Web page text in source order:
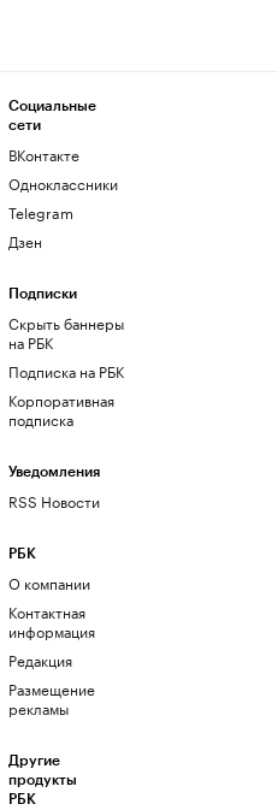
Социальные
сети
ВКонтакте
Одноклассники
Telegram
Дзен
Подписки
Скрыть баннеры
на РБК
Подписка на РБК
Корпоративная
подписка
Уведомления
RSS Новости
РБК
О компании
Контактная
информация
Редакция
Размещение
рекламы
Другие
продукты
РБК